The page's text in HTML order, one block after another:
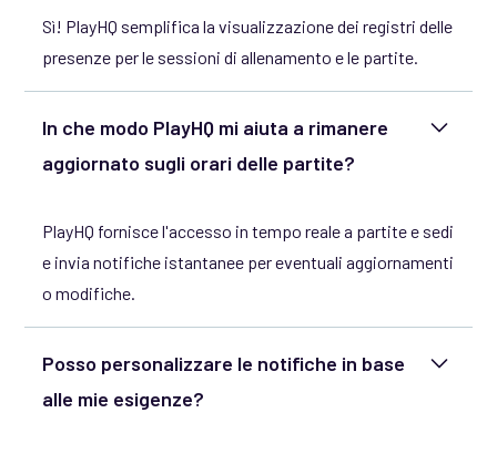
Sì! PlayHQ semplifica la visualizzazione dei registri delle
presenze per le sessioni di allenamento e le partite.
In che modo PlayHQ mi aiuta a rimanere
aggiornato sugli orari delle partite?
PlayHQ fornisce l'accesso in tempo reale a partite e sedi
e invia notifiche istantanee per eventuali aggiornamenti
o modifiche.
Posso personalizzare le notifiche in base
alle mie esigenze?